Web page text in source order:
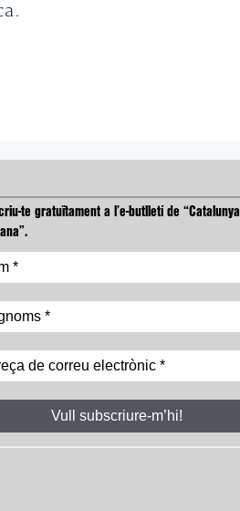
te gratuïtament a l’e-butlletí de “Catalunya